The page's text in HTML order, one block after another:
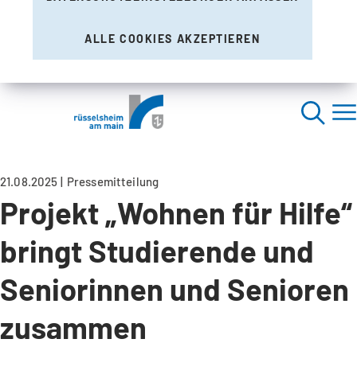
ALLE COOKIES AKZEPTIEREN
21.08.2025 Pressemitteilung
Projekt „Wohnen für Hilfe“
bringt Studierende und
Seniorinnen und Senioren
zusammen